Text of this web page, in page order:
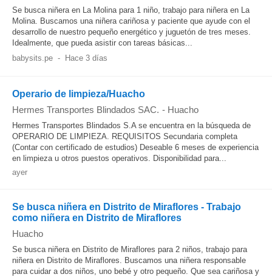
Se busca niñera en La Molina para 1 niño, trabajo para niñera en La
Molina. Buscamos una niñera cariñosa y paciente que ayude con el
desarrollo de nuestro pequeño energético y juguetón de tres meses.
Idealmente, que pueda asistir con tareas básicas...
babysits.pe - Hace 3 días
Operario de limpieza/Huacho
Hermes Transportes Blindados SAC. - Huacho
Hermes Transportes Blindados S.A se encuentra en la búsqueda de
OPERARIO DE LIMPIEZA. REQUISITOS Secundaria completa
(Contar con certificado de estudios) Deseable 6 meses de experiencia
en limpieza u otros puestos operativos. Disponibilidad para...
ayer
Se busca niñera en Distrito de Miraflores - Trabajo
como niñera en Distrito de Miraflores
Huacho
Se busca niñera en Distrito de Miraflores para 2 niños, trabajo para
niñera en Distrito de Miraflores. Buscamos una niñera responsable
para cuidar a dos niños, uno bebé y otro pequeño. Que sea cariñosa y